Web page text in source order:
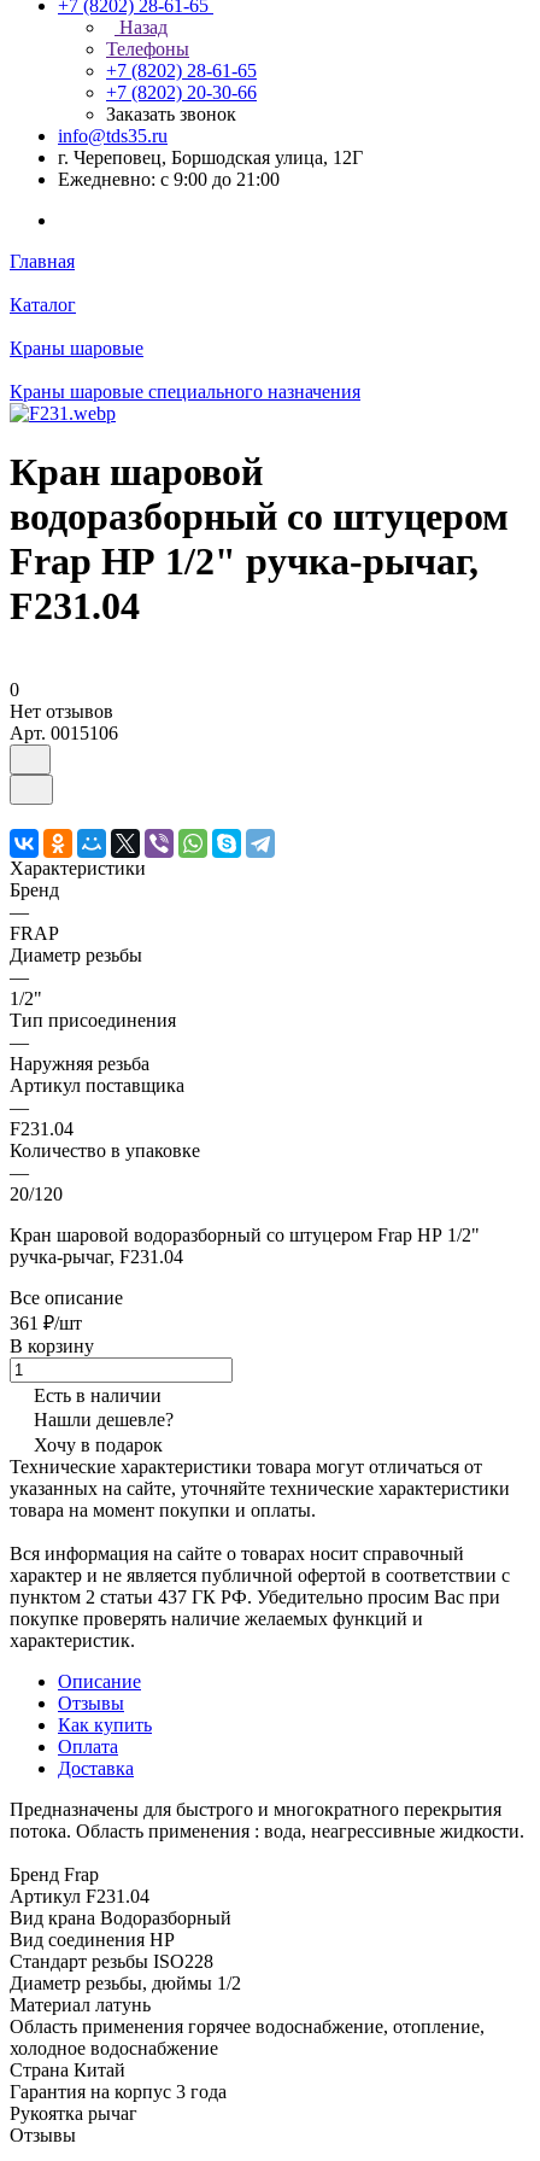
+7 (8202) 28‑61-65
Назад
Телефоны
+7 (8202) 28‑61-65
+7 (8202) 20‑30-66
Заказать звонок
info@tds35.ru
г. Череповец, Боршодская улица, 12Г
Ежедневно: с 9:00 до 21:00
Главная
Каталог
Краны шаровые
Краны шаровые специального назначения
Кран шаровой
водоразборный со штуцером
Frap НР 1/2" ручка-рычаг,
F231.04
0
Нет отзывов
Арт. 0015106
Характеристики
Бренд
—
FRAP
Диаметр резьбы
—
1/2"
Тип присоединения
—
Наружняя резьба
Артикул поставщика
—
F231.04
Количество в упаковке
—
20/120
Кран шаровой водоразборный со штуцером Frap НР 1/2"
ручка-рычаг, F231.04
Все описание
361 ₽/шт
В корзину
Есть в наличии
Нашли дешевле?
Хочу в подарок
Технические характеристики товара могут отличаться от
указанных на сайте, уточняйте технические характеристики
товара на момент покупки и оплаты.
Вся информация на сайте о товарах носит справочный
характер и не является публичной офертой в соответствии с
пунктом 2 статьи 437 ГК РФ. Убедительно просим Вас при
покупке проверять наличие желаемых функций и
характеристик.
Описание
Отзывы
Как купить
Оплата
Доставка
Предназначены для быстрого и многократного перекрытия
потока. Область применения : вода, неагрессивные жидкости.
Бренд Frap
Артикул F231.04
Вид крана Водоразборный
Вид соединения НР
Стандарт резьбы ISO228
Диаметр резьбы, дюймы 1/2
Материал латунь
Область применения горячее водоснабжение, отопление,
холодное водоснабжение
Страна Китай
Гарантия на корпус 3 года
Рукоятка рычаг
Отзывы